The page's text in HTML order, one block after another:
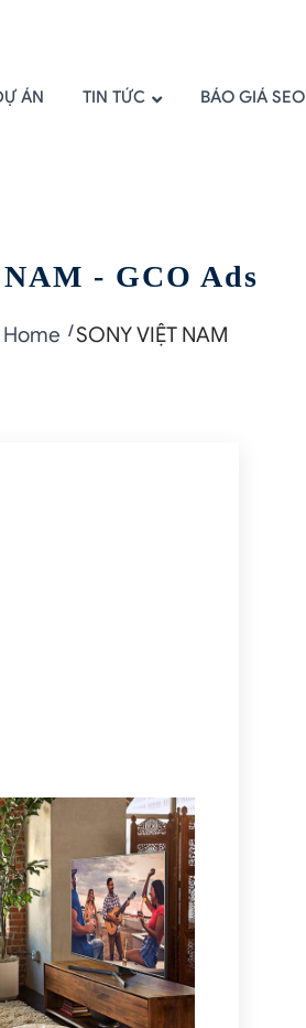
ÁN TIN TỨC BÁO GIÁ SEO
- GCO Ads
Home SONY VIỆT NAM